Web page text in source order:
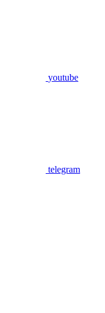
youtube
telegram